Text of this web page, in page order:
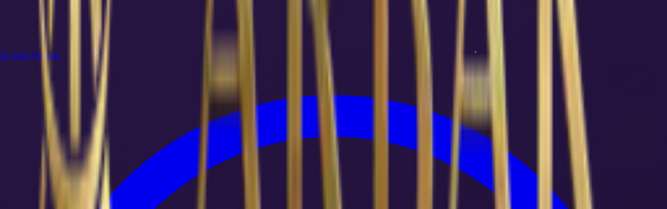
Üç Kart Yayılımı